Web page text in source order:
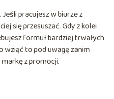
pracujesz w biurze z
się przesuszać. Gdy z kolei
formuł bardziej trwałych
wziąć to pod uwagę zanim
z promocji.